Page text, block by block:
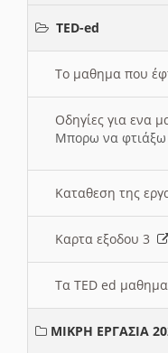
TED-ed
Το μαθημα που
Οδηγίες για ενα
Μπορω να φτιάξω
Καταθεση της
Καρτα εξοδου 3
Τα TED ed
ΜΙΚΡΗ ΕΡΓΑΣΙΑ